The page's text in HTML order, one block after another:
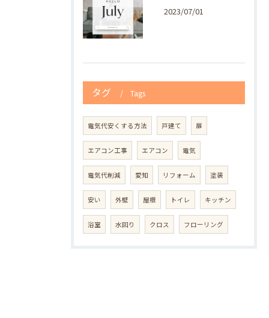
2023/07/01
タグ Tags
電気代安くする方法 戸建て 扉
エアコン工事 エアコン 電気
電気代削減 愛知 リフォーム 塗装
安い 外壁 屋根 トイレ キッチン
浴室 水回り クロス フローリング